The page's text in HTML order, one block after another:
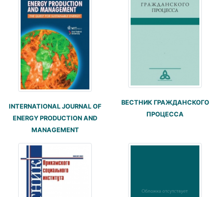
INTERNATIONAL JOURNAL OF
ENERGY PRODUCTION AND
MANAGEMENT
ВЕСТНИК ГРАЖДАНСКОГО
ПРОЦЕССА